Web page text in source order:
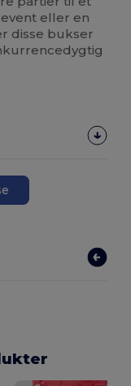
eller en
disse bukser